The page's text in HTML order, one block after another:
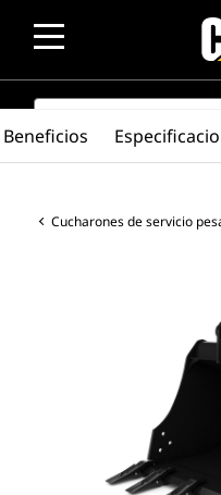
SEARCH
Cucharones de servicio
Beneficios